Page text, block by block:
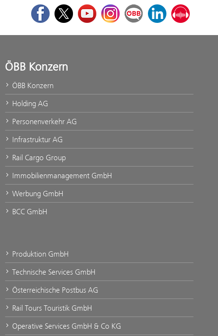
FacebookTwitterYoutubeInstagramÖBB Corporate Blog
LinkedInPodcast
ÖBB Konzern
ÖBB Konzern
Holding AG
Personenverkehr AG
Infrastruktur AG
Rail Cargo Group
Immobilienmanagement GmbH
Werbung GmbH
BCC GmbH
Produktion GmbH
Technische Services GmbH
Österreichische Postbus AG
Rail Tours Touristik GmbH
Operative Services GmbH & Co KG